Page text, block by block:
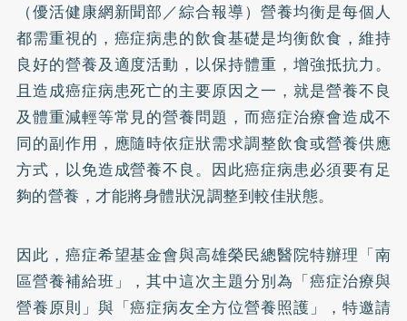
（優活健康網新聞部／綜合報導）營養均衡是每個人
都需重視的，癌症病患的飲食基礎是均衡飲食，維持
良好的營養及適度活動，以保持體重，增強抵抗力。
且造成癌症病患死亡的主要原因之一，就是營養不良
及體重減輕等常見的營養問題，而癌症治療會造成不
同的副作用，應隨時依症狀需求調整飲食或營養供應
方式，以免造成營養不良。因此癌症病患必須要有足
夠的營養，才能將身體狀況調整到較佳狀態。
因此，癌症希望基金會與高雄榮民總醫院特辦理「南
區營養補給班」，其中這次主題分別為「癌症治療與
營養原則」與「癌症病友全方位營養照護」，特邀請